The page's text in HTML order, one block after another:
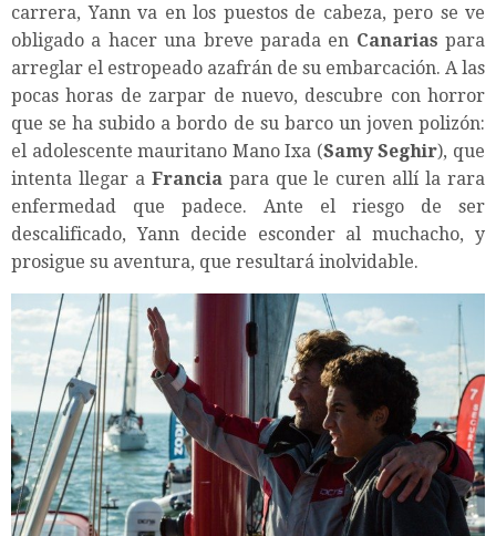
carrera, Yann va en los puestos de cabeza, pero se ve
obligado a hacer una breve parada en Canarias para
arreglar el estropeado azafrán de su embarcación. A las
pocas horas de zarpar de nuevo, descubre con horror
que se ha subido a bordo de su barco un joven polizón:
el adolescente mauritano Mano Ixa (Samy Seghir), que
intenta llegar a Franciapara que le curen allí la rara
enfermedad que padece. Ante el riesgo de ser
descalificado, Yann decide esconder al muchacho, y
prosigue su aventura, que resultará inolvidable.